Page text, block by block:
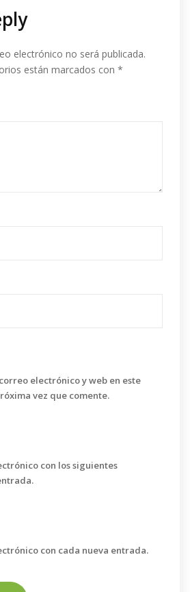
electrónico no será publicada.
están marcados con *
electrónico y web en este
vez que comente.
con los siguientes
con cada nueva entrada.